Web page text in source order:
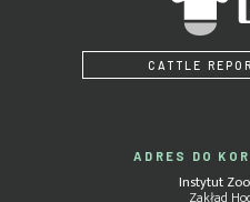
CATTLE
ADRES DO
Instytut